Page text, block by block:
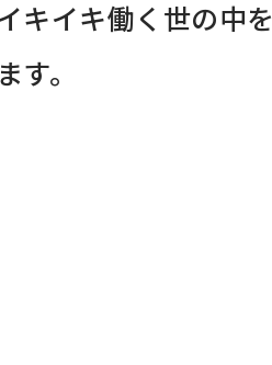
キイキ働く世の中を
す。